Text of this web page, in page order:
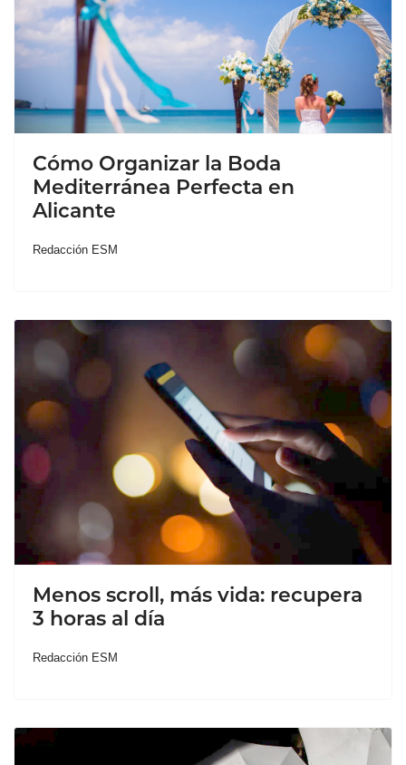
Cómo Organizar la Boda
Mediterránea Perfecta en
Alicante
Redacción ESM
Menos scroll, más vida: recupera
3 horas al día
Redacción ESM